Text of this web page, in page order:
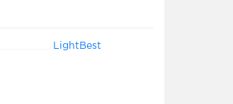
LightBest